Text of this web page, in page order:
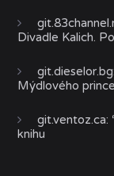
Divadle Kalich.
git.dieselor.bg:
Mýdlového
git.ventoz.ca:
knihu